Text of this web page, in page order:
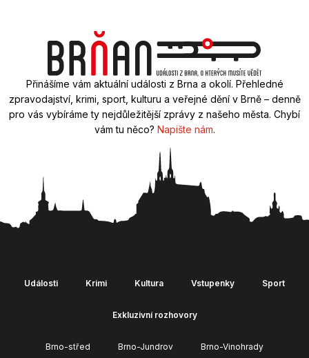
Přinášíme vám aktuální události z Brna a okolí. Přehledné
zpravodajství, krimi, sport, kulturu a veřejné dění v Brně – denně
pro vás vybíráme ty nejdůležitější zprávy z našeho města. Chybí
vám tu něco? Napište nám.
Události Krimi Kultura Vstupenky Sport
Exkluzivní rozhovory
Brno-střed Brno-Jundrov Brno-Vinohrady